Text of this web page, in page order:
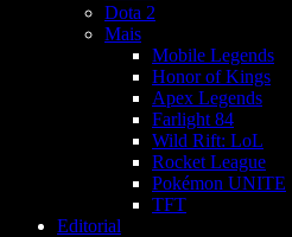
Dota 2
Mais
Mobile Legends
Honor of Kings
Apex Legends
Farlight 84
Wild Rift: LoL
Rocket League
Pokémon UNITE
TFT
Editorial